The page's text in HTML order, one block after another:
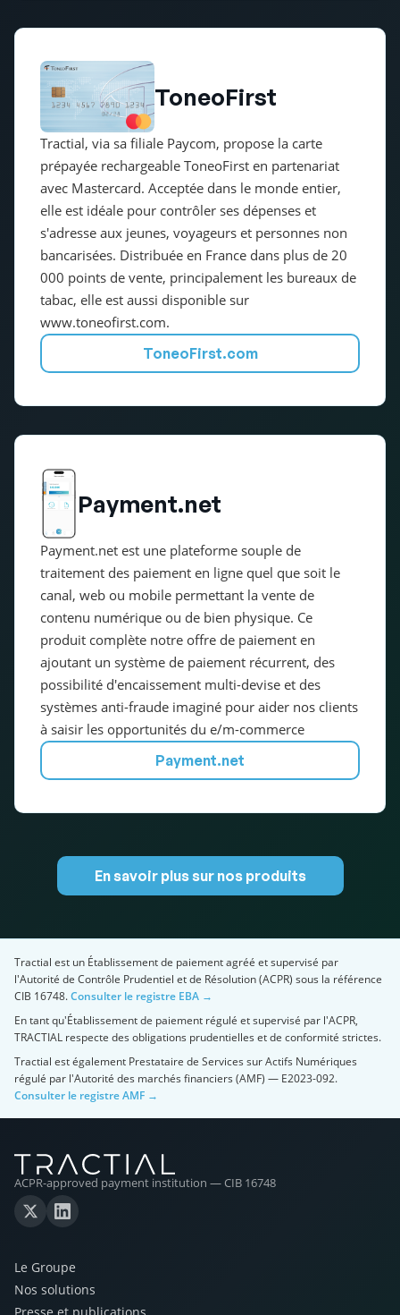
ToneoFirst
Tractial, via sa filiale Paycom, propose la carte
prépayée rechargeable ToneoFirst en partenariat
avec Mastercard. Acceptée dans le monde entier,
elle est idéale pour contrôler ses dépenses et
s'adresse aux jeunes, voyageurs et personnes non
bancarisées. Distribuée en France dans plus de 20
000 points de vente, principalement les bureaux de
tabac, elle est aussi disponible sur
www.toneofirst.com.
ToneoFirst.com
Payment.net
Payment.net est une plateforme souple de
traitement des paiement en ligne quel que soit le
canal, web ou mobile permettant la vente de
contenu numérique ou de bien physique. Ce
produit complète notre offre de paiement en
ajoutant un système de paiement récurrent, des
possibilité d'encaissement multi-devise et des
systèmes anti-fraude imaginé pour aider nos clients
à saisir les opportunités du e/m-commerce
Payment.net
En savoir plus sur nos produits
Tractial est un Établissement de paiement agréé et supervisé par
l'Autorité de Contrôle Prudentiel et de Résolution (ACPR) sous la référence
CIB 16748.Consulter le registre EBA →
En tant qu'Établissement de paiement régulé et supervisé par l'ACPR,
TRACTIAL respecte des obligations prudentielles et de conformité strictes.
Tractial est également Prestataire de Services sur Actifs Numériques
régulé par l'Autorité des marchés financiers (AMF) — E2023-092.
Consulter le registre AMF →
ACPR-approved payment institution — CIB 16748
Le Groupe
Nos solutions